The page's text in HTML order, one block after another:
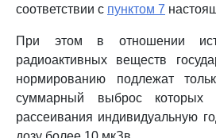
соответствии с пунктом 7
При этом в отношении
радиоактивных веществ
нормированию подлежат
суммарный выброс которых
рассеивания индивидуальную